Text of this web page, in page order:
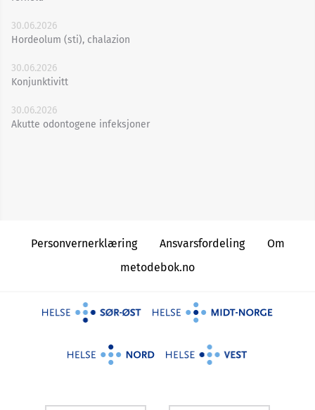
30.06.2026
Hordeolum (sti), chalazion
30.06.2026
Konjunktivitt
30.06.2026
Akutte odontogene infeksjoner
Personvernerklæring Ansvarsfordeling
Om
metodebok.no